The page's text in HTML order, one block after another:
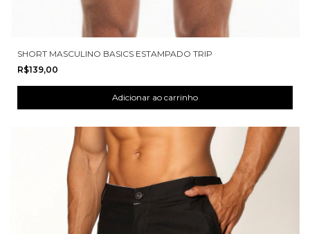
SHORT MASCULINO BASICS ESTAMPADO TRIP
R$139,00